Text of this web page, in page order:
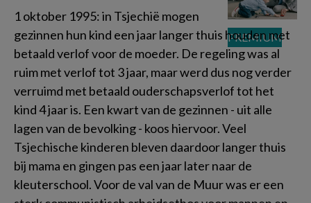
1 oktober 1995: in Tsjechië mogen
gezinnen hun kind een jaar langer thuis houden met
betaald verlof voor de moeder. De regeling was al
ruim met verlof tot 3 jaar, maar werd dus nog verder
verruimd met betaald ouderschapsverlof tot het
kind 4 jaar is. Een kwart van de gezinnen - uit alle
lagen van de bevolking - koos hiervoor. Veel
Tsjechische kinderen bleven daardoor langer thuis
bij mama en gingen pas een jaar later naar de
kleuterschool. Voor de val van de Muur was er een